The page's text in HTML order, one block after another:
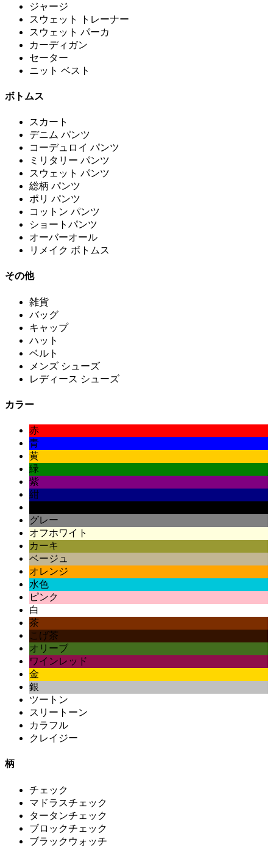
ジャージ
スウェット トレーナー
スウェット パーカ
カーディガン
セーター
ニット ベスト
ボトムス
スカート
デニム パンツ
コーデュロイ パンツ
ミリタリー パンツ
スウェット パンツ
総柄 パンツ
ポリ パンツ
コットン パンツ
ショートパンツ
オーバーオール
リメイク ボトムス
その他
雑貨
バッグ
キャップ
ハット
ベルト
メンズ シューズ
レディース シューズ
カラー
赤
青
黄
緑
紫
紺
グレー
オフホワイト
カーキ
ベージュ
オレンジ
水色
ピンク
白
茶
こげ茶
オリーブ
ワインレッド
金
銀
ツートン
スリートーン
カラフル
クレイジー
柄
チェック
マドラスチェック
タータンチェック
ブロックチェック
ブラックウォッチ